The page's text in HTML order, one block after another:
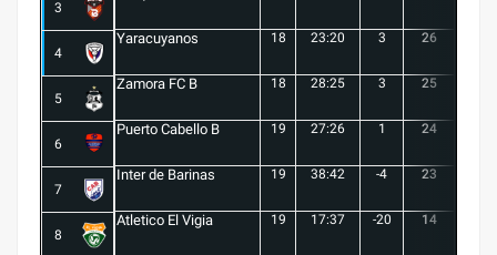
3
4
Yaracuyanos 18 23:20 3 26
5
Zamora FC B 18 28:25 3 25
6
Puerto Cabello B 19 27:26 1 24
7
Inter de Barinas 19 38:42 -4 23
8
Atletico El Vigia 19 17:37 -20 14